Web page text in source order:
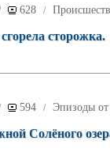
628 /
сторожка.
594 / Эпизоды от
Солёного